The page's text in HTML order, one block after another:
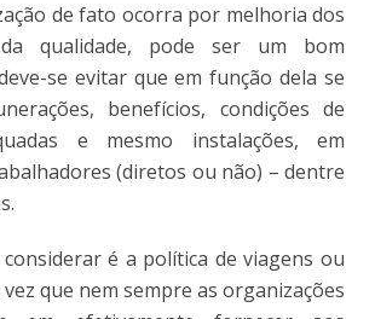
de fato ocorra por melhoria dos
qualidade, pode ser um bom
se evitar que em função dela se
benefícios, condições de
e mesmo instalações, em
(diretos ou não) – dentre
é a política de viagens ou
que nem sempre as organizações